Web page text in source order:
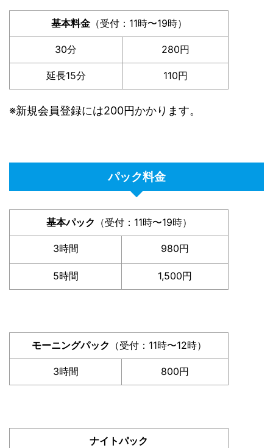
基本料金（受付：11時〜19時）
30分 280円
延長15分 110円
※新規会員登録には200円かかります。
パック料金
基本パック （受付：11時〜19時）
3時間 980円
5時間 1,500円
モーニングパック （受付：11時〜12時）
3時間 800円
ナイトパック